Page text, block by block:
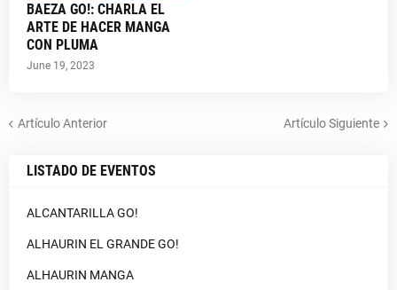
BAEZA GO!: CHARLA EL
ARTE DE HACER MANGA
CON PLUMA
June 19, 2023
Artículo Anterior Artículo Siguiente
LISTADO DE EVENTOS
ALCANTARILLA GO!
ALHAURIN EL GRANDE GO!
ALHAURIN MANGA